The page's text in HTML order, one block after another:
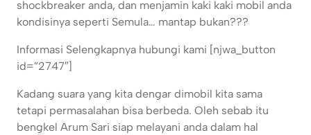
shockbreaker anda, dan menjamin kaki kaki mobil anda
kondisinya seperti Semula… mantap bukan???
Informasi Selengkapnya hubungi kami [njwa_button
id=”2747″]
Kadang suara yang kita dengar dimobil kita sama
tetapi permasalahan bisa berbeda. Oleh sebab itu
bengkel Arum Sari siap melayani anda dalam hal